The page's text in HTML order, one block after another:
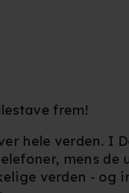
frem!
hele verden. I
mens de
verden - og